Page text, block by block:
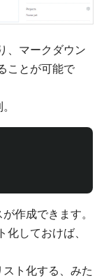
、マークダウン
ことが可能で
作成できます。
しておけば、
ト化する、みた